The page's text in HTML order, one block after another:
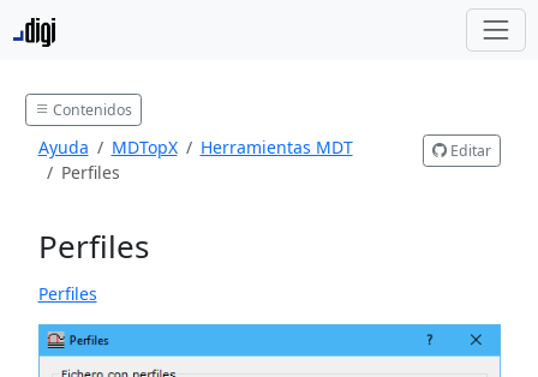
Contenidos
Ayuda MDTopX
Herramientas MDT
Perfiles
Editar
Perfiles
Perfiles